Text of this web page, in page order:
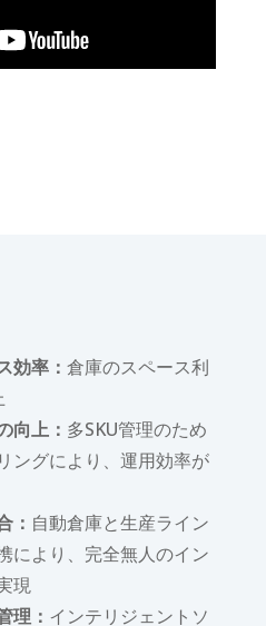
効率： 倉庫のスペース利
向上： 多SKU管理のため
ングにより、運用効率が
： 自動倉庫と生産ライン
により、完全無人のイン
現
理： インテリジェントソ